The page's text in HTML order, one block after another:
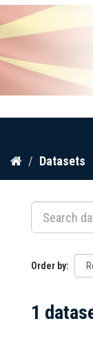
Skip
content
Datasets
Order by
1